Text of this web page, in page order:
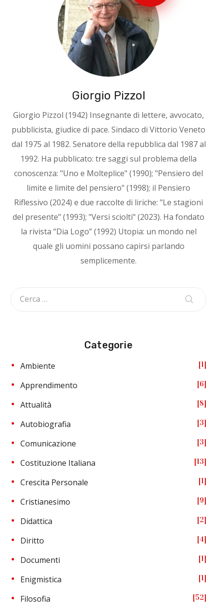
Giorgio Pizzol
Giorgio Pizzol (1942) Insegnante di lettere, avvocato,
pubblicista, giudice di pace. Sindaco di Vittorio Veneto
dal 1975 al 1982. Senatore della repubblica dal 1987 al
1992. Ha pubblicato: tre saggi sul problema della
conoscenza: "Uno e Molteplice" (1990); "Pensiero del
limite e limite del pensiero" (1998); il Pensiero
Riflessivo (2024) e due raccolte di liriche: "Le stagioni
del presente" (1993); "Versi sciolti" (2023). Ha fondato
la rivista “Dia Logo” (1992) Utopia: un mondo nel
quale gli uomini possano capirsi parlando
semplicemente.
Categorie
Ambiente 1
Apprendimento 6
Attualità 8
Autobiografia 3
Comunicazione 3
Costituzione Italiana 13
Crescita Personale 1
Cristianesimo 9
Didattica 2
Diritto 4
Documenti 1
Enigmistica 1
Filosofia 52